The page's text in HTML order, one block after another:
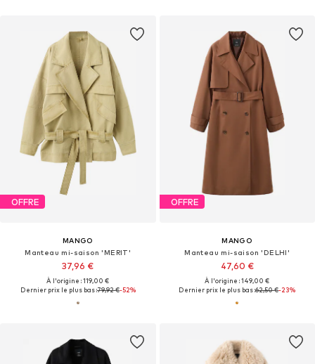
OFFRE
MANGO
Manteau mi-saison 'MERIT'
37,96 €
À l'origine : 119,00 €
Dernier prix le plus bas :79,92 €-52%
OFFRE
MANGO
Manteau mi-saison 'DELHI'
47,60 €
À l'origine : 149,00 €
Dernier prix le plus bas :62,50 €-23%